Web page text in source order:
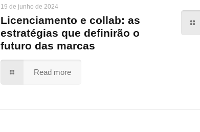
19 de junho de 2024
Licenciamento e collab: as
estratégias que definirão o
futuro das marcas
Read more